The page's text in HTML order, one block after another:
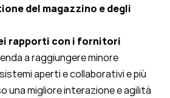
del magazzino e degli
rapporti con i fornitori
a raggiungere minore
aperti e collaborativi e più
una migliore interazione e agilità